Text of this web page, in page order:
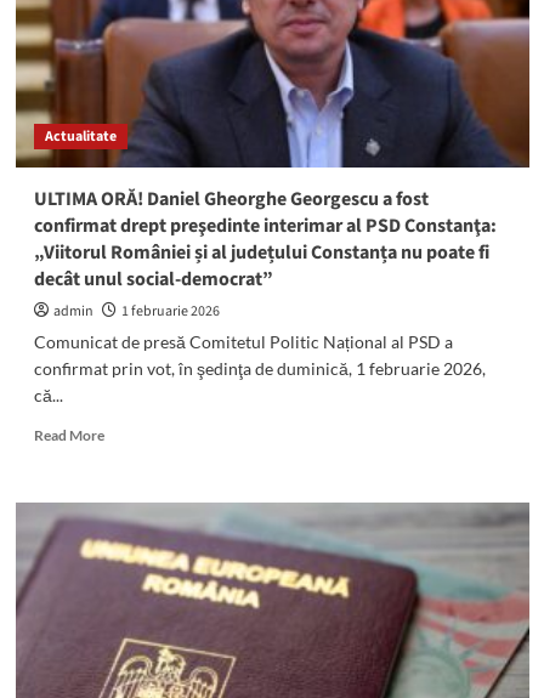
va
participa
Consiliul
Politic
Județean
Actualitate
ULTIMA ORĂ! Daniel Gheorghe Georgescu a fost
confirmat drept preşedinte interimar al PSD Constanţa:
„Viitorul României și al județului Constanța nu poate fi
decât unul social-democrat”
admin
1 februarie 2026
Comunicat de presă Comitetul Politic Național al PSD a
confirmat prin vot, în şedinţa de duminică, 1 februarie 2026,
că...
Read MoreRead
ULTIMA
ORĂ!
Daniel
Gheorghe
Georgescu
fost
confirmat
drept